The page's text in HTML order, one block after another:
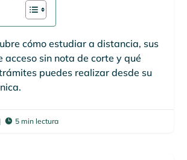
cómo estudiar a distancia, sus
acceso sin nota de corte y qué
puedes realizar desde su
|  5 min lectura